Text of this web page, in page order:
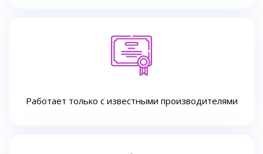
Работает только с известными производителями